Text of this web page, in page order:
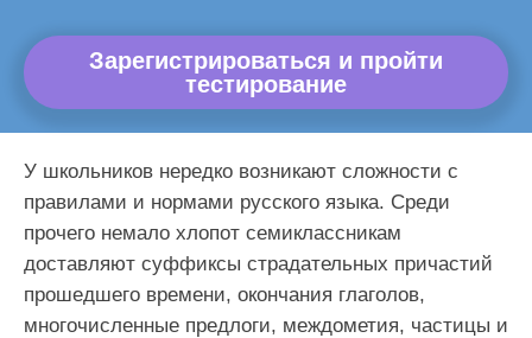
Зарегистрироваться и пройти
тестирование
У школьников нередко возникают сложности с
правилами и нормами русского языка. Среди
прочего немало хлопот семиклассникам
доставляют суффиксы страдательных причастий
прошедшего времени, окончания глаголов,
многочисленные предлоги, междометия, частицы и